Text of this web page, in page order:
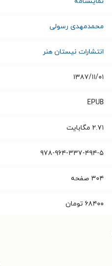
محمدمهدی رسولی
انتشارات نیستان هنر
۱۳۸۷/۱۱/۰۱
EPUB
۲.۷۱ مگابایت
۹۷۸-۹۶۴-۳۳۷-۴۹۴-۵
۳۰۴ صفحه
۶۸۴۰۰ تومان